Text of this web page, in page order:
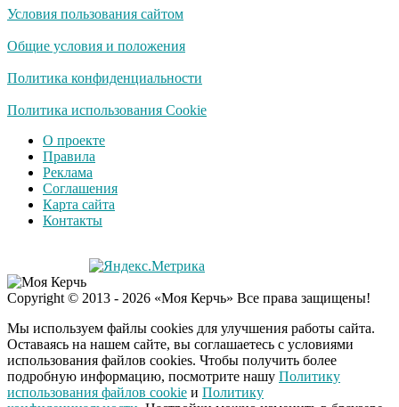
Забывший о
Плющенко отправляет
Азербайджан
Т-Банк выпустил
Условия пользования сайтом
Общие условия и положения
Политика конфиденциальности
Политика использования Cookie
О проекте
Правила
Реклама
Соглашения
Карта сайта
Контакты
Copyright © 2013 - 2026 «Моя Керчь» Все права защищены!
Мы используем файлы cookies для улучшения работы сайта.
Оставаясь на нашем сайте, вы соглашаетесь с условиями
использования файлов cookies. Чтобы получить более
подробную информацию, посмотрите нашу Политику
использования файлов cookie и Политику